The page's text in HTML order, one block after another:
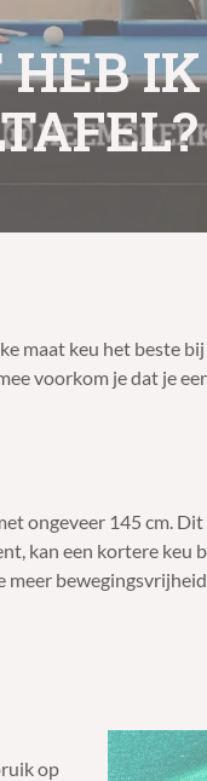
HEB IK
maat keu het beste
voorkom je dat je
ongeveer 145 cm.
een kortere keu
op